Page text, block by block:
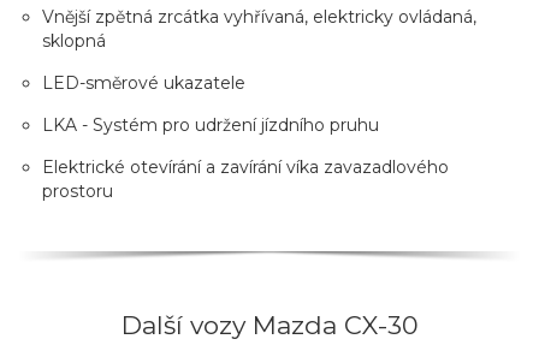
Vnější zpětná zrcátka vyhřívaná, elektricky ovládaná,
sklopná
LED-směrové ukazatele
LKA - Systém pro udržení jízdního pruhu
Elektrické otevírání a zavírání víka zavazadlového
prostoru
Další vozy Mazda CX-30